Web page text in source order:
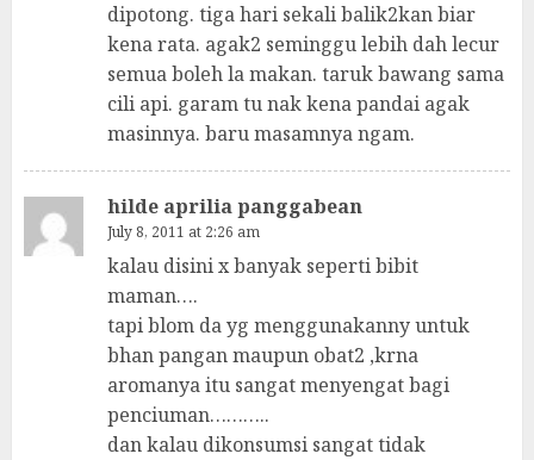
dipotong. tiga hari sekali balik2kan biar
kena rata. agak2 seminggu lebih dah lecur
semua boleh la makan. taruk bawang sama
cili api. garam tu nak kena pandai agak
masinnya. baru masamnya ngam.
hilde aprilia panggabean
July 8, 2011 at 2:26 am
kalau disini x banyak seperti bibit
maman….
tapi blom da yg menggunakanny untuk
bhan pangan maupun obat2 ,krna
aromanya itu sangat menyengat bagi
penciuman………..
dan kalau dikonsumsi sangat tidak